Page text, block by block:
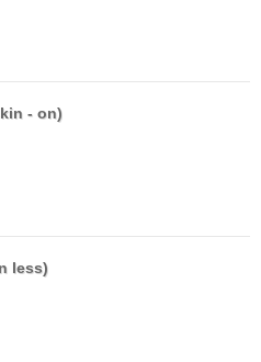
- on)
less)